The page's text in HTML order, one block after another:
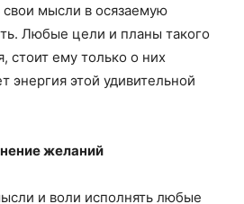
мысли в осязаемую
Любые цели и планы такого
стоит ему только о них
энергия этой удивительной
желаний
и воли исполнять любые